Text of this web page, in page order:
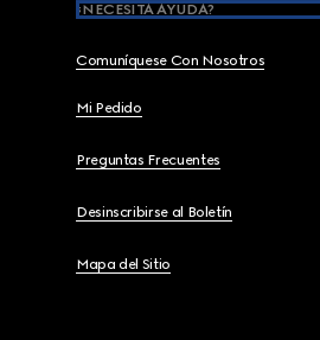
¿NECESITA AYUDA?
Comuníquese Con Nosotros
Mi Pedido
Preguntas Frecuentes
Desinscribirse al Boletín
Mapa del Sitio